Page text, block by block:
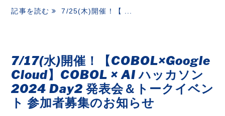
記事を読む 7/25(木)開催！【 ...
7/17(水)開催！【COBOL×Google
Cloud】COBOL × AI ハッカソン
2024 Day2 発表会＆トークイベン
ト 参加者募集のお知らせ